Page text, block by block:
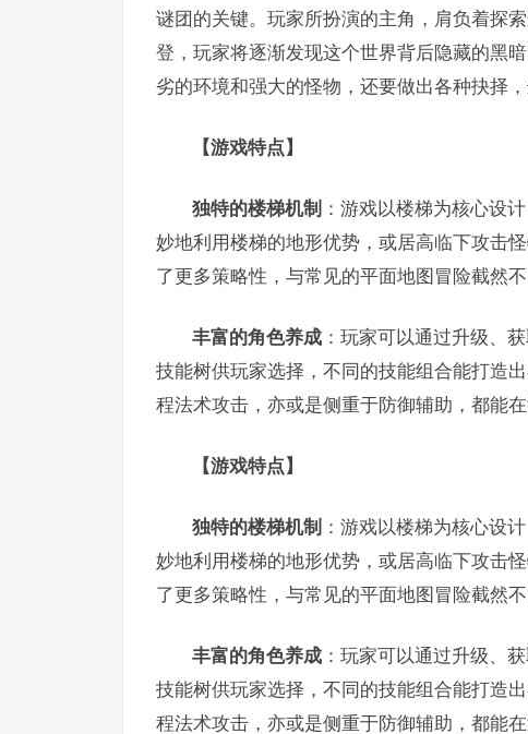
谜团的关键。玩家所扮演的主角，肩负着探
登，玩家将逐渐发现这个世界背后隐藏的黑
劣的环境和强大的怪物，还要做出各种抉择
【游戏特点】
独特的楼梯机制
：游戏以楼梯为核心设
妙地利用楼梯的地形优势，或居高临下攻击
了更多策略性，与常见的平面地图冒险截然不
丰富的角色养成 ：玩家可以通过升级、
技能树供玩家选择，不同的技能组合能打造
程法术攻击，亦或是侧重于防御辅助，都能在
【游戏特点】
独特的楼梯机制
：游戏以楼梯为核心设
妙地利用楼梯的地形优势，或居高临下攻击
了更多策略性，与常见的平面地图冒险截然不
丰富的角色养成 ：玩家可以通过升级、
技能树供玩家选择，不同的技能组合能打造
程法术攻击，亦或是侧重于防御辅助，都能在